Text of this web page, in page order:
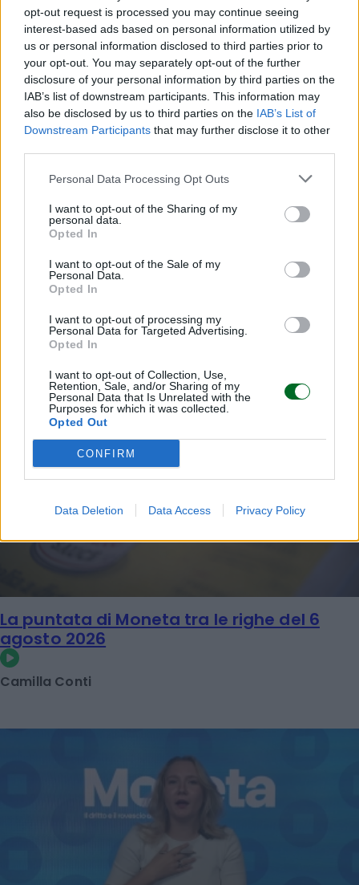
opt-out request is processed you may continue seeing
interest-based ads based on personal information utilized by
us or personal information disclosed to third parties prior to
your opt-out. You may separately opt-out of the further
disclosure of your personal information by third parties on the
IAB’s list of downstream participants. This information may
also be disclosed by us to third parties on the IAB’s List of
Downstream Participants that may further disclose it to other
Personal Data Processing Opt Outs
I want to opt-out of the Sharing of my
personal data.
Opted In
I want to opt-out of the Sale of my
Personal Data.
Opted In
I want to opt-out of processing my
Personal Data for Targeted Advertising.
Opted In
I want to opt-out of Collection, Use,
Retention, Sale, and/or Sharing of my
Personal Data that Is Unrelated with the
Purposes for which it was collected.
Opted Out
CONFIRM
Data Deletion Data Access Privacy Policy
agosto 2026
La puntata di Moneta tra le righe del 6
agosto 2026
Camilla Conti